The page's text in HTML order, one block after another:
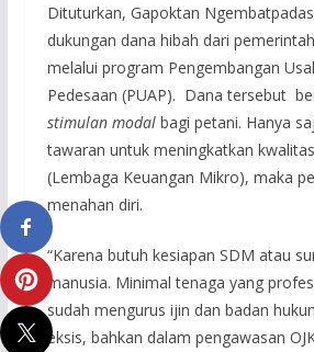
Dituturkan, Gapoktan
dukungan dana hibah dari
melalui program Pengembangan
Pedesaan (PUAP). Dana tersebut
stimulan modalbagi petani. Hanya
tawaran untuk meningkatkan
(Lembaga Keuangan Mikro), maka
menahan diri.
“Karena butuh kesiapan SDM atau
manusia. Minimal tenaga yang
sudah mengurus ijin dan badan
eksis, bahkan dalam pengawasan